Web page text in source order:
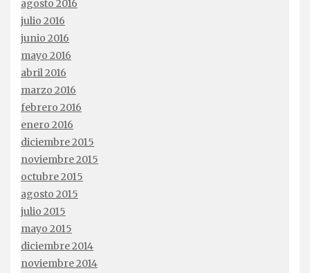
agosto 2016
julio 2016
junio 2016
mayo 2016
abril 2016
marzo 2016
febrero 2016
enero 2016
diciembre 2015
noviembre 2015
octubre 2015
agosto 2015
julio 2015
mayo 2015
diciembre 2014
noviembre 2014